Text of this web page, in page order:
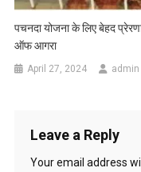
पचनदा योजना के लिए बेहद
ऑफ आगरा
April 27, 2024 admin
Leave a Reply
Your email address